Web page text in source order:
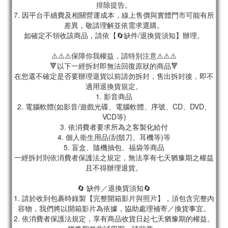
排除提告。
7. 因平台手續費及相關營運成本，線上售價與實體門市可能有所
差異，敬請理解並依需求選購。
如確定不領收該商品，請依【🔄缺件/退換貨須知】辦理。
⚠️⚠️⚠️保障你我權益，請特別注意⚠️⚠️⚠️
🔻以下一經拆封即無法回復原狀的商品🔻
在您還不確定是否要辦理退貨以前請勿拆封，售出拆封後，即不
適用退換貨規定。
1. 影音商品
2. 電腦軟體(如影音/遊戲光碟、電腦軟體、序號、CD、DVD、
VCD等)
3. 依消費者要求所為之客製化給付
4. 個人衛生用品(刮鬍刀、耳機等)等
5. 盲盒、隨機抽包、福袋等商品
一經拆封則依消費者保護法之規定，無法享有七天猶豫期之權益
且不得辦理退貨。
🔄 缺件／退換貨須知🔄
1. 請於收到包裹時錄製【完整開箱影片與照片】，須包含完整內
容物，我們將以開箱影片為依據，協助處理補寄／換貨事宜。
2. 依消費者保護法規定，享有商品收貨日起七天猶豫期的權益。